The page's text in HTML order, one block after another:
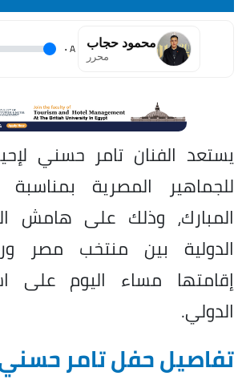
محمود حجاب
محرر A
.
يستعد الفنان تامر حسني
للجماهير المصرية
المبارك، وذلك على هامش
الدولية بين منتخب مصر
إقامتها مساء اليوم على
الدولي.
تفاصيل حفل تامر